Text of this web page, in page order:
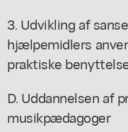
3. Udvikling af
hjælpemidlers
praktiske
D. Uddannelsen af
musikpædagoger